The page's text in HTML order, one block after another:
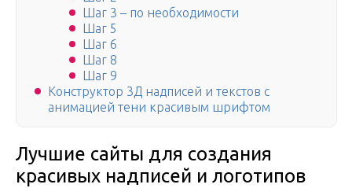
Шаг 3 – по необходимости
Шаг 5
Шаг 6
Шаг 8
Шаг 9
Конструктор 3Д надписей и текстов с
анимацией тени красивым шрифтом
Лучшие сайты для создания
красивых надписей и логотипов